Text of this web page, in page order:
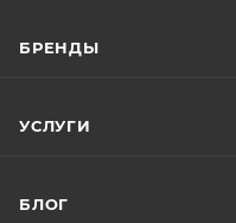
БРЕНДЫ
УСЛУГИ
БЛОГ